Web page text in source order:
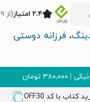
۲.۴ امتیاز (از ۲۹ رأی)
، فرزانه دوستی
۳۸۰,۰۰۰ تومان
OFF30